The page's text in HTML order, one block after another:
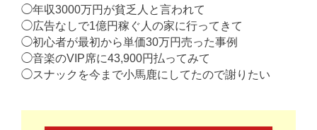
◯年収3000万円が貧乏人と言われて
◯広告なしで1億円稼ぐ人の家に行ってきて
◯初心者が最初から単価30万円売った事例
◯音楽のVIP席に43,900円払ってみて
◯スナックを今まで小馬鹿にしてたので謝りたい